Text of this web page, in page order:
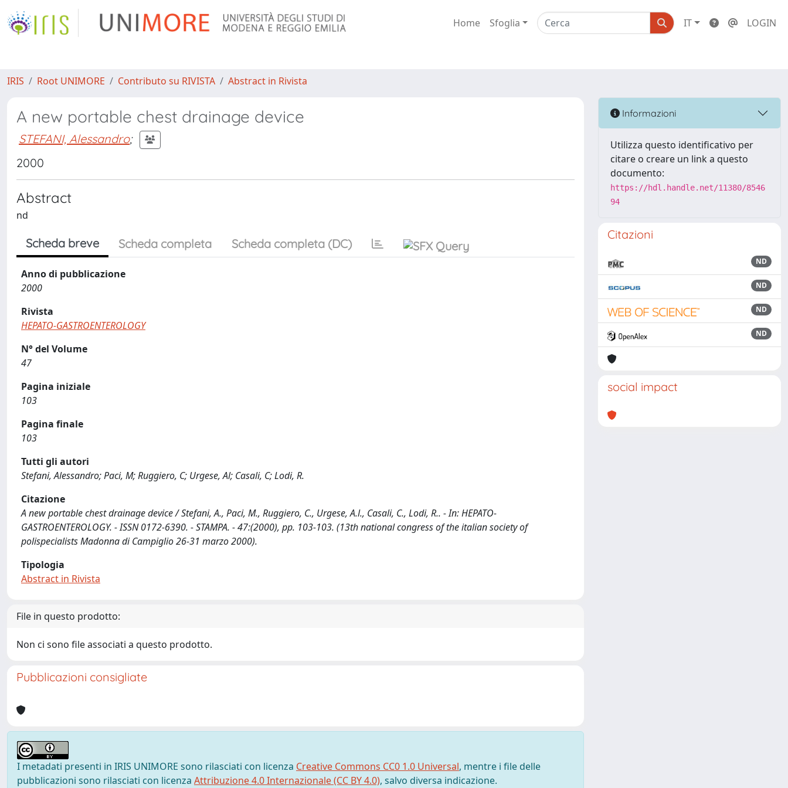
Home Sfoglia IT LOGIN
IRIS Root UNIMORE Contributo su RIVISTA Abstract in Rivista
A new portable chest drainage device
STEFANI, Alessandro;
2000
Abstract
nd
Scheda breve Scheda completa Scheda completa (DC)
Anno di pubblicazione
2000
Rivista
HEPATO-GASTROENTEROLOGY
N° del Volume
47
Pagina iniziale
103
Pagina finale
103
Tutti gli autori
Stefani, Alessandro; Paci, M; Ruggiero, C; Urgese, Al; Casali, C; Lodi, R.
Citazione
A new portable chest drainage device / Stefani, A., Paci, M., Ruggiero, C., Urgese, A.l., Casali, C., Lodi, R.. - In: HEPATO-
GASTROENTEROLOGY. - ISSN 0172-6390. - STAMPA. - 47:(2000), pp. 103-103. (13th national congress of the italian society of
polispecialists Madonna di Campiglio 26-31 marzo 2000).
Tipologia
Abstract in Rivista
File in questo prodotto:
Non ci sono file associati a questo prodotto.
Pubblicazioni consigliate
I metadati presenti in IRIS UNIMORE sono rilasciati con licenza Creative Commons CC0 1.0 Universal, mentre i file delle
pubblicazioni sono rilasciati con licenza Attribuzione 4.0 Internazionale (CC BY 4.0), salvo diversa indicazione.
Informazioni
Utilizza questo identificativo per
citare o creare un link a questo
documento:
https://hdl.handle.net/11380/8546
94
Citazioni
ND
ND
ND
ND
social impact